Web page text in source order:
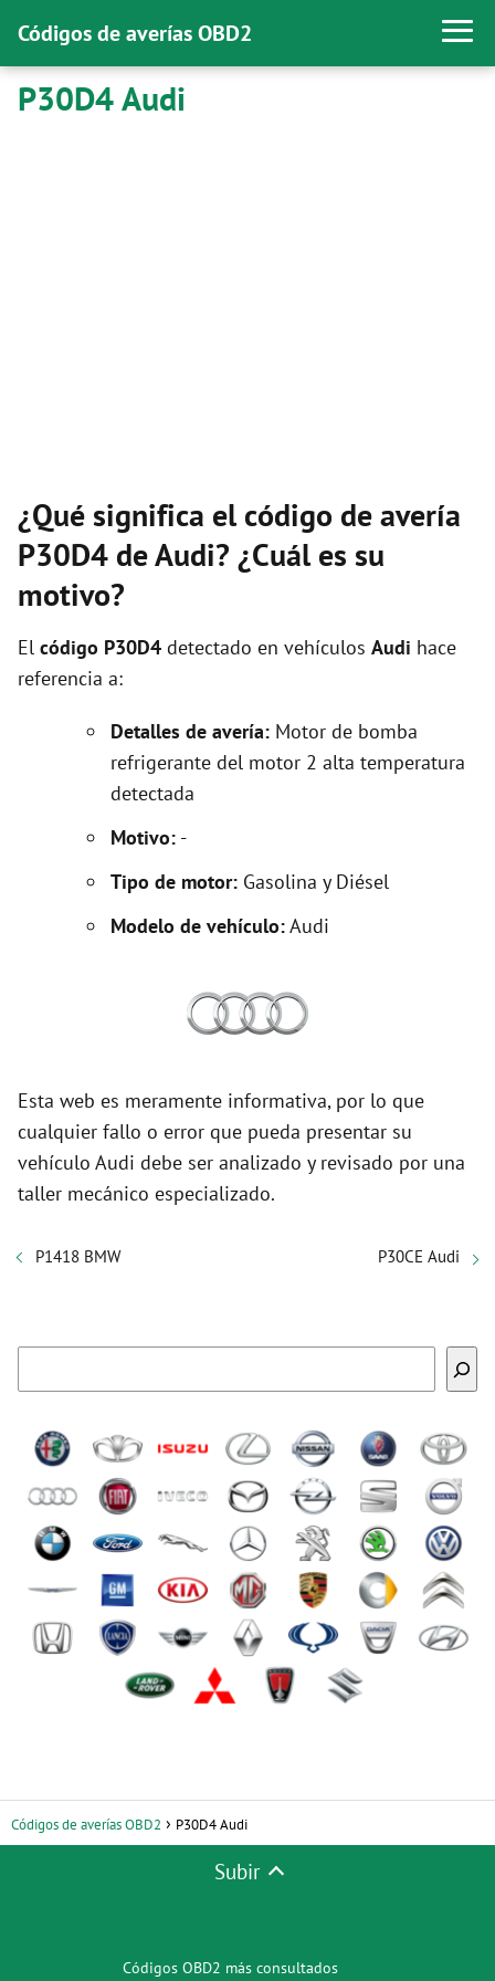
Códigos de averías OBD2
P30D4 Audi
¿Qué significa el código de avería
P30D4 de Audi? ¿Cuál es su
motivo?
El código P30D4 detectado en vehículos Audi hace
referencia a:
Detalles de avería: Motor de bomba
refrigerante del motor 2 alta temperatura
detectada
Motivo: -
Tipo de motor: Gasolina y Diésel
Modelo de vehículo:Audi
Esta web es meramente informativa, por lo que
cualquier fallo o error que pueda presentar su
vehículo Audi debe ser analizado y revisado por una
taller mecánico especializado.
P1418 BMW P30CE Audi
Códigos de averías OBD2 P30D4 Audi
Subir
Códigos OBD2 más consultados